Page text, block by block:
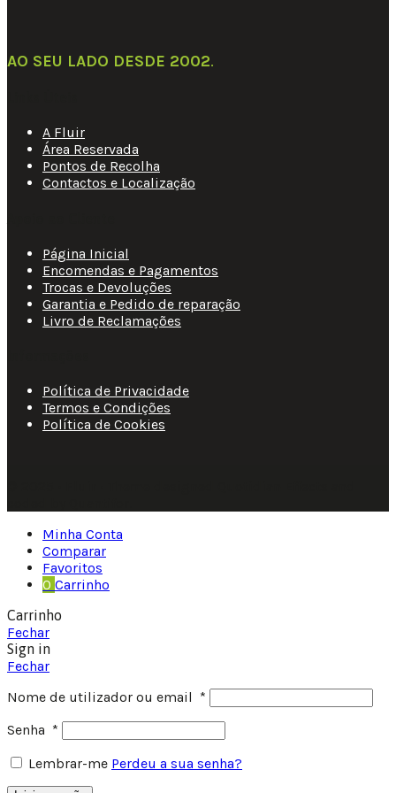
AO SEU LADO DESDE 2002.
A Fluir
Área Reservada
Pontos de Recolha
Contactos e Localização
Página Inicial
Encomendas e Pagamentos
Trocas e Devoluções
Garantia e Pedido de reparação
Livro de Reclamações
Política de Privacidade
Termos e Condições
Política de Cookies
Minha Conta
Comparar
Favoritos
0 Carrinho
Carrinho
Fechar
Sign in
Fechar
Nome de utilizador ou email *
Senha *
Lembrar-me Perdeu a sua senha?